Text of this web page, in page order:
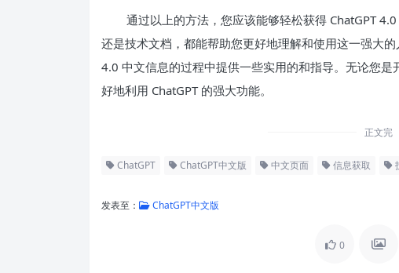
通过以上的方法，您应该能够轻松获得 ChatGPT
还是技术文档，都能帮助您更好地理解和使用这一强大
4.0 中文信息的过程中提供一些实用的和指导。无论您
好地利用 ChatGPT 的强大功能。
正文完
ChatGPT ChatGPT中文版 中文页面 信息获取
发表至： ChatGPT中文版
0